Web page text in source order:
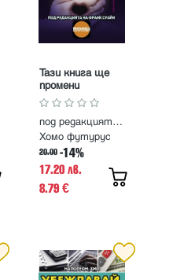
Тази книга ще
промени
представите ви.
Пътешествия
към крайностите
в науката
под редакцията на Франк Суайн
Хомо футурус
20.00 -14%
17.20 лв.
8.79 €